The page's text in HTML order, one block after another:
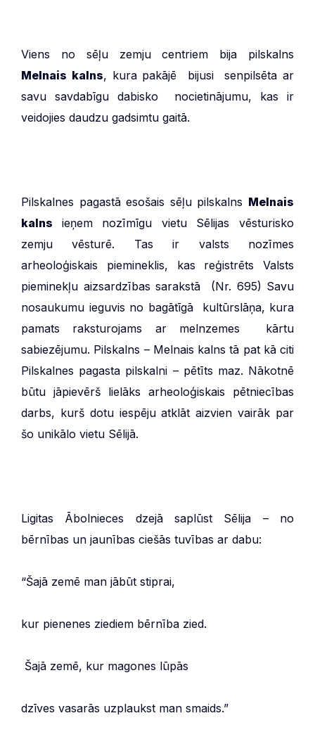
Viens no sēļu zemju centriem bija pilskalns
Melnais kalns, kura pakājē bijusi senpilsēta ar
savu savdabīgu dabisko nocietinājumu, kas ir
veidojies daudzu gadsimtu gaitā.
Pilskalnes pagastā esošais sēļu pilskalns Melnais
kalns ieņem nozīmīgu vietu Sēlijas vēsturisko
zemju vēsturē. Tas ir valsts nozīmes
arheoloģiskais piemineklis, kas reģistrēts Valsts
pieminekļu aizsardzības sarakstā (Nr. 695) Savu
nosaukumu ieguvis no bagātīgā kultūrslāņa, kura
pamats raksturojams ar melnzemes kārtu
sabiezējumu. Pilskalns – Melnais kalns tā pat kā citi
Pilskalnes pagasta pilskalni – pētīts maz. Nākotnē
būtu jāpievērš lielāks arheoloģiskais pētniecības
darbs, kurš dotu iespēju atklāt aizvien vairāk par
šo unikālo vietu Sēlijā.
Ligitas Ābolnieces dzejā saplūst Sēlija – no
bērnības un jaunības ciešās tuvības ar dabu:
“Šajā zemē man jābūt stiprai,
kur pienenes ziediem bērnība zied.
Šajā zemē, kur magones lūpās
dzīves vasarās uzplaukst man smaids.”